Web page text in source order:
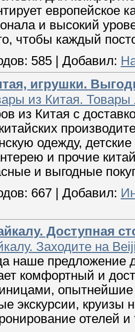
европейское
и высокий
чтобы каждый
585 | Добавил:
игрушки.
из Китая.
из Китая с
одежду,
и прочие
и выгодные
667 Добавил:
Доступная
Заходите на
наше предложение
комфортный и
опытнейшие
экскурсии,
отелей